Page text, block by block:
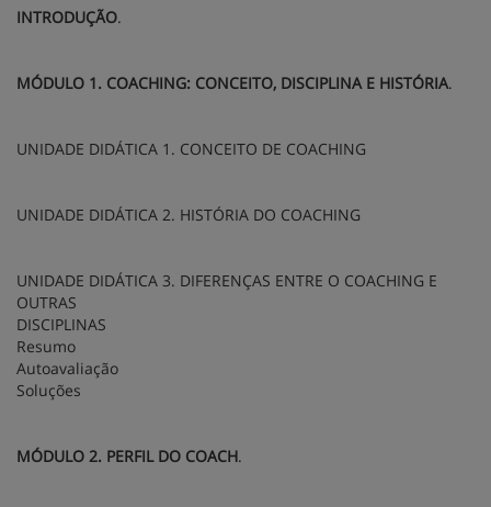
INTRODUÇÃO.
MÓDULO 1. COACHING: CONCEITO, DISCIPLINA E HISTÓRIA.
UNIDADE DIDÁTICA 1. CONCEITO DE COACHING
UNIDADE DIDÁTICA 2. HISTÓRIA DO COACHING
UNIDADE DIDÁTICA 3. DIFERENÇAS ENTRE O COACHING E
OUTRAS
DISCIPLINAS
Resumo
Autoavaliação
Soluções
MÓDULO 2. PERFIL DO COACH.